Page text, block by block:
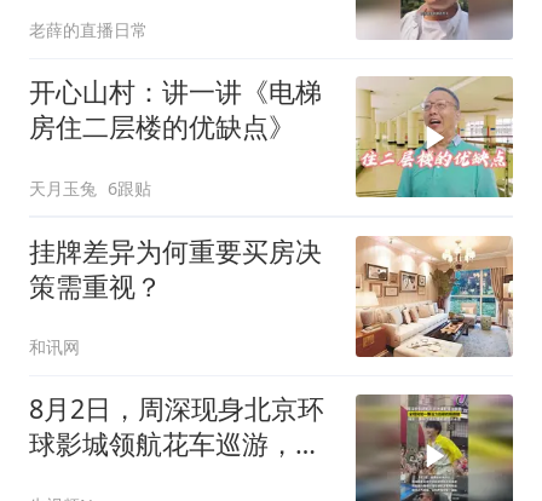
老薛的直播日常
开心山村：讲一讲《电梯
房住二层楼的优缺点》
天月玉兔 6跟贴
挂牌差异为何重要买房决
策需重视？
和讯网
8月2日，周深现身北京环
球影城领航花车巡游，全